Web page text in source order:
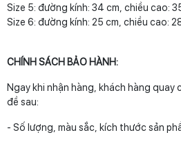
Size 5: đường kính: 34 cm, chiều cao:
Size 6: đường kính: 25 cm, chiều cao:
CHÍNH SÁCH BẢO HÀNH:
Ngay khi nhận hàng, khách hàng quay
đề sau:
- Số lượng, màu sắc, kích thước sản